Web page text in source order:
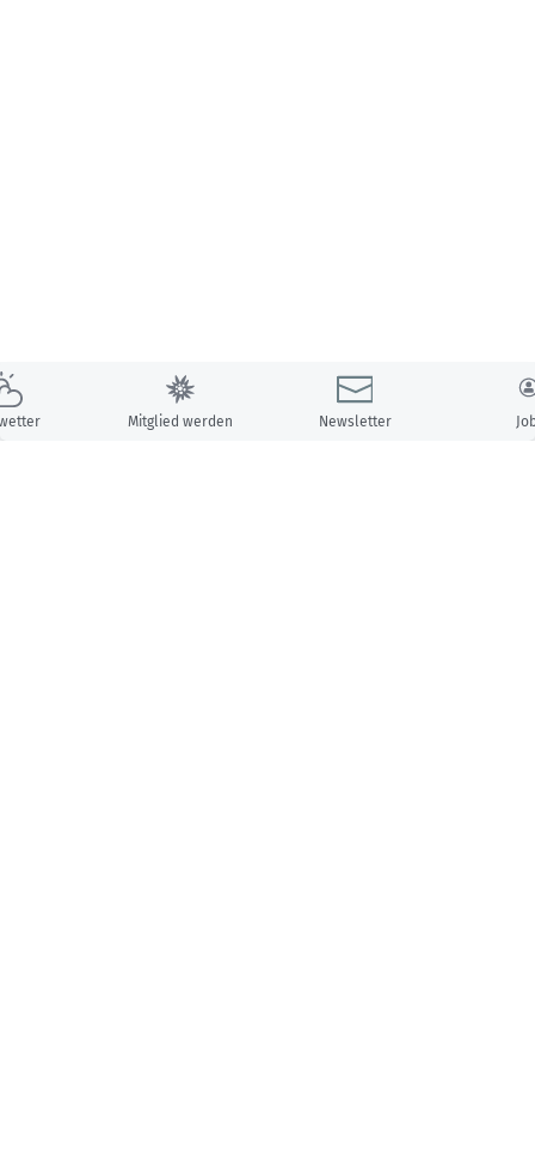
Mitglied werden Newsletter